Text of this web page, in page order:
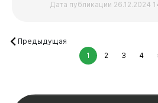
Бизнесу
Дата публикации 26.12.2024
Предыдущая
1
2 3 4